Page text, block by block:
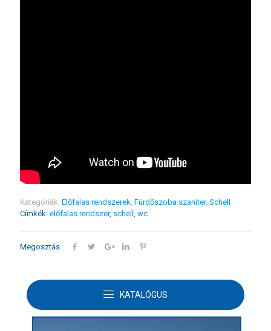
Kategóriák: Előfalas rendszerek, Fürdőszoba szaniter, Schell
Címkék: előfalas rendszer, schell , wc
Megosztás
KATALÓGUS